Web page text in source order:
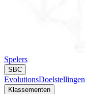
Spelers
SBC
EvolutionsDoelstellingen
Klassementen